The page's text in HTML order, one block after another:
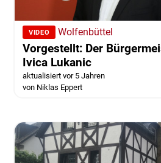
VIDEO Wolfenbüttel
Vorgestellt: Der
Ivica Lukanic
aktualisiert vor 5 Jahren
von Niklas Eppert